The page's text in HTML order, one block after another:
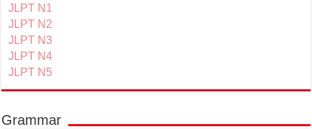
JLPT N1
JLPT N2
JLPT N3
JLPT N4
JLPT N5
Grammar